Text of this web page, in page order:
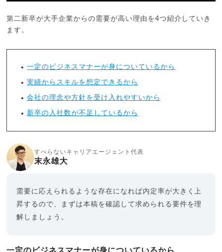
第二新卒が大手企業からの需要が高い理由を4つ紹介していき
ます。
一定のビジネスマナーが身についているから
実績からスキルを想定できるから
会社の理念や方針を受け入れやすいから
新卒の入社数が不足しているから
すべらないキャリアエージェント代表
末永雄大
需要に応えられるような存在になれば内定率が大きく上
昇するので、まずは本稿を確認して求められる要件を理
解しましょう。